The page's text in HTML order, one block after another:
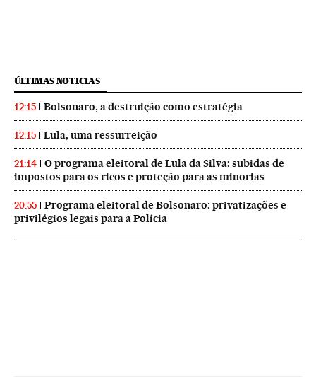
ÚLTIMAS NOTICIAS
12:15 Bolsonaro, a destruição como estratégia
12:15 Lula, uma ressurreição
21:14
O programa eleitoral de Lula da Silva: subidas de
impostos para os ricos e proteção para as minorias
20:55
Programa eleitoral de Bolsonaro: privatizações e
privilégios legais para a Polícia